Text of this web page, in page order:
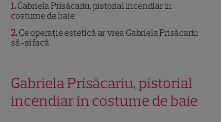
1 Gabriela Prisăcariu, pistorial incendiar în
costume de baie
2 Ce operație estetică ar vrea Gabriela Prisăcariu
să-și facă
Gabriela Prisăcariu, pistorial
incendiar în costume de baie